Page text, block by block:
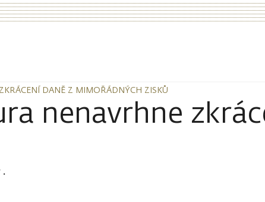
DANĚ Z MIMOŘÁDNÝCH ZISKŮ
DANĚ Z MIMOŘÁDNÝCH ZISKŮ
nenavrhne
・